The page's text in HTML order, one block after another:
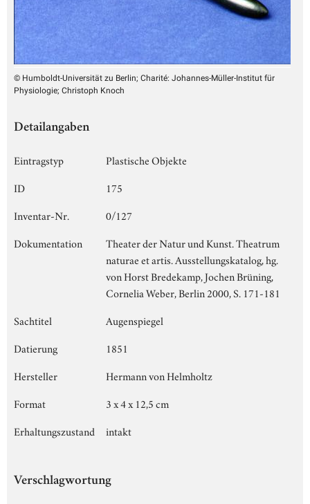
© Humboldt-Universität zu Berlin; Charité: Johannes-Müller-Institut für
Physiologie; Christoph Knoch
Detailangaben
Eintragstyp
Plastische Objekte
ID
175
Inventar-Nr.
0/127
Dokumentation
Theater der Natur und Kunst. Theatrum
naturae et artis. Ausstellungskatalog, hg.
von Horst Bredekamp, Jochen Brüning,
Cornelia Weber, Berlin 2000, S. 171-181
Sachtitel
Augenspiegel
Datierung
1851
Hersteller
Hermann von Helmholtz
Format
3 x 4 x 12,5 cm
Erhaltungszustand
intakt
Verschlagwortung